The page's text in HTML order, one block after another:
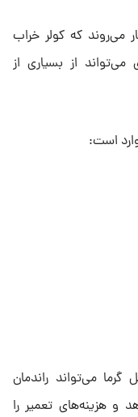
می‌روند که کولر خراب
از بسیاری از
است:
می‌تواند راندمان
هزینه‌های تعمیر را